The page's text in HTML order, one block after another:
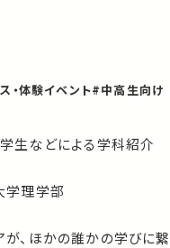
・体験イベント#中高生向け
生などによる学科紹介
学理学部
、ほかの誰かの学びに繋